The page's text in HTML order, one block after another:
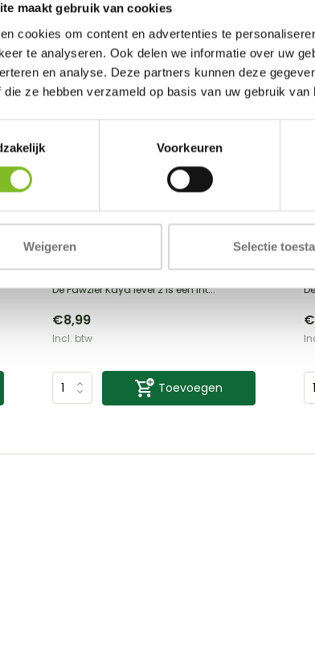
maakt gebruik van cookies
cookies om content en advertenties te
te analyseren. Ook delen we informatie over uw
en analyse. Deze partners kunnen deze
die ze hebben verzameld op basis van uw gebruik van
Voorkeuren
Weigeren Selectie
Pawzler
Kaya level 2
Vergelijk
De Pawzler Kaya level 2 is een int...
€8,99
Incl. btw
Toevoegen